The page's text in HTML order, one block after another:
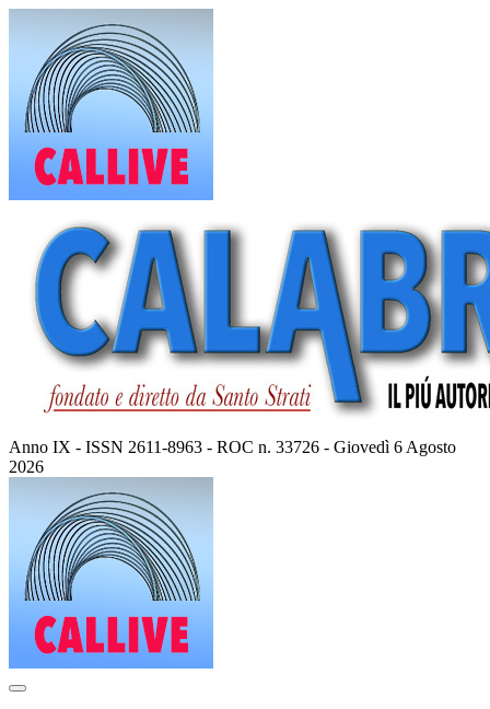
contenuto
Anno IX - ISSN 2611-8963 - ROC n. 33726 - Giovedì 6 Agosto
2026